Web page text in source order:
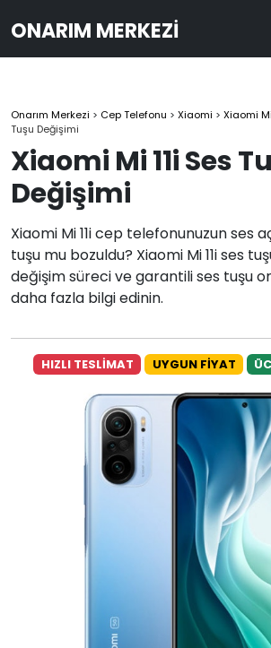
ONARIM MERKEZI
Onarım Merkezi > Cep Telefonu > Xiaomi > Xiaomi Mi
Tuşu Değişimi
Xiaomi Mi 11i Ses
Değişimi
Xiaomi Mi 11i cep telefonunuzun ses
tuşu mu bozuldu? Xiaomi Mi 11i ses
değişim süreci ve garantili ses tuşu
daha fazla bilgi edinin.
HIZLI TESLİMAT UYGUN FİYAT